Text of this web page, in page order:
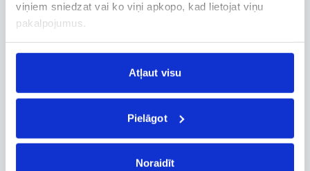
viņiem sniedzat vai ko viņi apkopo, kad lietojat viņu
pakalpojumus.
Atļaut visu
Pielāgot
Noraidīt
Skrydžio sekimas
Skrydžio būsenos ir kitos aktualios
informacijos sekimas realiuoju laiku
Pigių skrydžių paieška ir lėktuvo bilietų
užsakymas